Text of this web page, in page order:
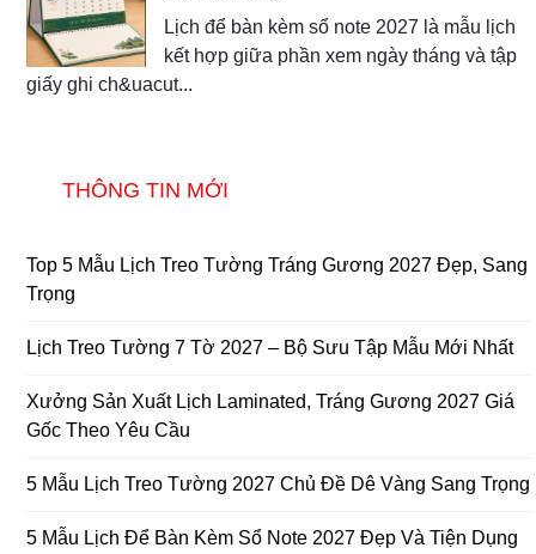
Lịch để bàn kèm sổ note 2027 là mẫu lịch
kết hợp giữa phần xem ngày tháng và tập
giấy ghi ch&uacut...
THÔNG TIN MỚI
Top 5 Mẫu Lịch Treo Tường Tráng Gương 2027 Đẹp, Sang
Trọng
Lịch Treo Tường 7 Tờ 2027 – Bộ Sưu Tập Mẫu Mới Nhất
Xưởng Sản Xuất Lịch Laminated, Tráng Gương 2027 Giá
Gốc Theo Yêu Cầu
5 Mẫu Lịch Treo Tường 2027 Chủ Đề Dê Vàng Sang Trọng
5 Mẫu Lịch Để Bàn Kèm Sổ Note 2027 Đẹp Và Tiện Dụng